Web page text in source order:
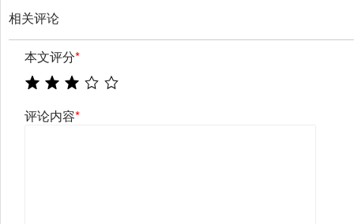
相关评论
本文评分*
评论内容*